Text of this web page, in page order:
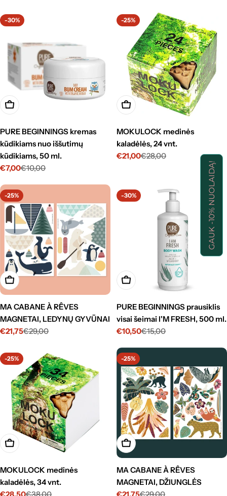
nuolaida
-30%
Į krepšelį
PURE BEGINNINGS kremas
kūdikiams nuo iššutimų
kūdikiams, 50 ml.
Kaina
nuolaida
€7,00
Standartinė
€10,00
-25%
Į krepšelį
MOKULOCK medinės
kaladėlės, 24 vnt.
Kaina
€21,00
Standartinė
€28,00
-25%
Į krepšelį
MA CABANE À RÊVES
MAGNETAI, LEDYNŲ GYVŪNAI
Kaina
nuolaida
€21,75
Standartinė
€29,00
-30%
Į krepšelį
PURE BEGINNINGS prausiklis
visai šeimai I'M FRESH, 500 ml.
Kaina
nuolaida
€10,50
Standartinė
€15,00
-25%
Į krepšelį
MOKULOCK medinės
kaladėlės, 34 vnt.
-25%
Į krepšelį
MA CABANE À RÊVES
MAGNETAI, DŽIUNGLĖS
GAUK -10% NUOLAIDĄ!